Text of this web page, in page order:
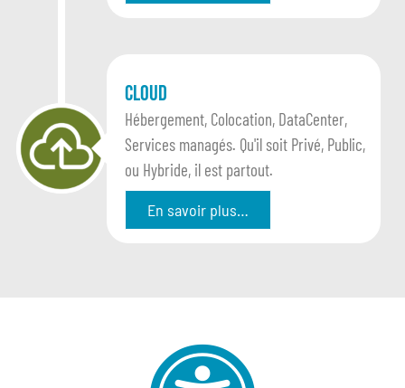
Cloud
Hébergement, Colocation, DataCenter,
Services managés. Qu'il soit Privé, Public,
ou Hybride, il est partout.
En savoir plus…